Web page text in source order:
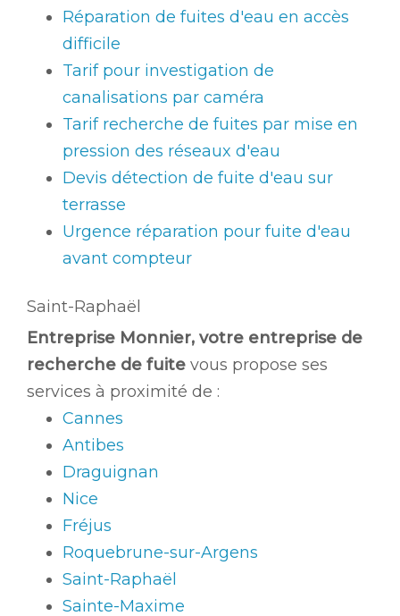
Réparation de fuites d'eau en accès
difficile
Tarif pour investigation de
canalisations par caméra
Tarif recherche de fuites par mise en
pression des réseaux d'eau
Devis détection de fuite d'eau sur
terrasse
Urgence réparation pour fuite d'eau
avant compteur
Saint-Raphaël
Entreprise Monnier, votre entreprise de
recherche de fuite vous propose ses
services à proximité de :
Cannes
Antibes
Draguignan
Nice
Fréjus
Roquebrune-sur-Argens
Saint-Raphaël
Sainte-Maxime